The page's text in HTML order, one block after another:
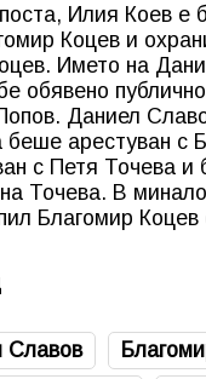
Илия Коев е
Коцев и
Името на
обявено
Даниел
беше арестуван с
с Петя Точева и
Точева. В
Благомир
Славов